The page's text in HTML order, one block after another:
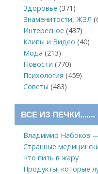
Здоровье (371)
Знаменитости, ЖЗЛ
Интересное (437)
Клипы и Видео (40)
Мода (213)
Новости (770)
Психология (459)
Советы (483)
ВСЕ ИЗ ПЕЧКИ…….
Владимир Набоков
Странные
Что пить в жару
Продукты, которые